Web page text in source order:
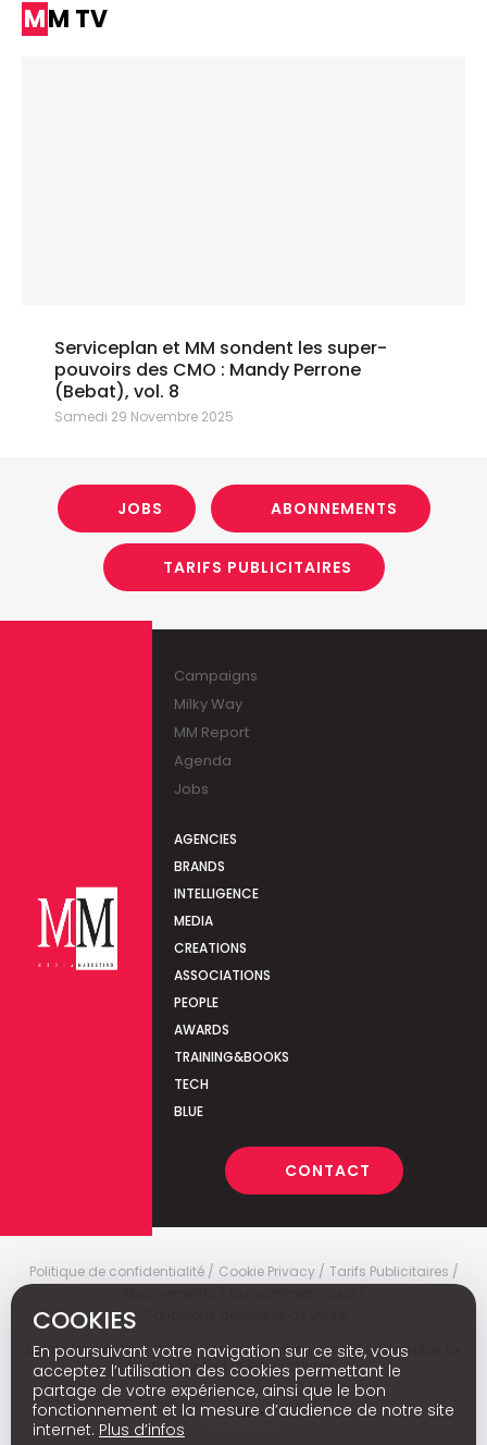
MM TV
Serviceplan et MM sondent les super-
pouvoirs des CMO : Mandy Perrone
(Bebat), vol. 8
Samedi 29 Novembre 2025
JOBS ABONNEMENTS
TARIFS PUBLICITAIRES
Campaigns
Milky Way
MM Report
Agenda
Jobs
AGENCIES
BRANDS
INTELLIGENCE
MEDIA
CREATIONS
ASSOCIATIONS
PEOPLE
AWARDS
TRAINING&BOOKS
TECH
BLUE
CONTACT
Politique de confidentialité Cookie Privacy
Tarifs Publicitaires
Media Marketingc © 2026 - Media Marketing is not responsible for
the content of external sites.
Nl
COOKIES
En poursuivant votre navigation sur ce site, vous
acceptez l’utilisation des cookies permettant le
partage de votre expérience, ainsi que le bon
fonctionnement et la mesure d’audience de notre site
internet. Plus d’infos